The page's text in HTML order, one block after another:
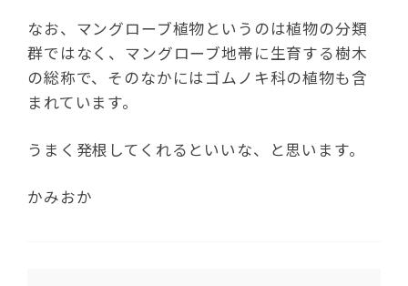
なお、マングローブ植物というのは植物の分類
群ではなく、マングローブ地帯に生育する樹木
の総称で、そのなかにはゴムノキ科の植物も含
まれています。
うまく発根してくれるといいな、と思います。
かみおか